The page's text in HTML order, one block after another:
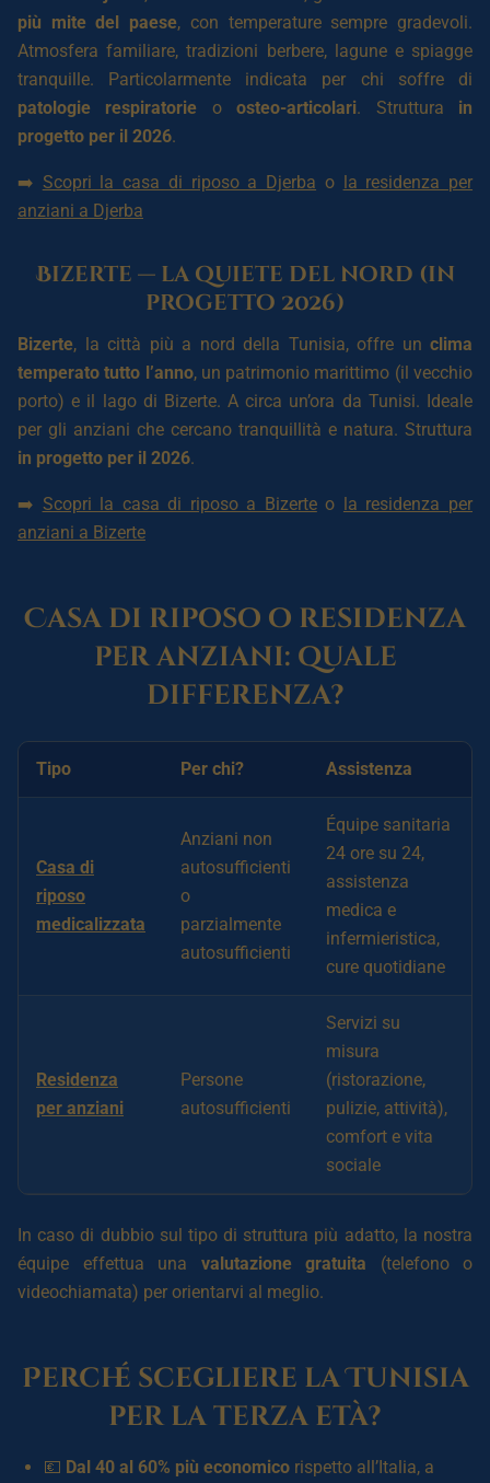
più mite del paese, con temperature sempre gradevoli.
Atmosfera familiare, tradizioni berbere, lagune e spiagge
tranquille. Particolarmente indicata per chi soffre di
patologie respiratorie oosteo-articolari. Struttura in
progetto per il 2026.
➡️ Scopri la casa di riposo a Djerba o la residenza per
anziani a Djerba
Bizerte — la quiete del nord (in
progetto 2026)
Bizerte, la città più a nord della Tunisia, offre un clima
temperato tutto l’anno, un patrimonio marittimo (il vecchio
porto) e il lago di Bizerte. A circa un’ora da Tunisi. Ideale
per gli anziani che cercano tranquillità e natura. Struttura
in progetto per il 2026.
➡️ Scopri la casa di riposo a Bizerteo la residenza per
anziani a Bizerte
Casa di riposo o residenza
per anziani: quale
differenza?
Tipo Per chi? Assistenza
Casa di
riposo
medicalizzata
Anziani non
autosufficienti
o
parzialmente
autosufficienti
Équipe sanitaria
24 ore su 24,
assistenza
medica e
infermieristica,
cure quotidiane
Residenza
per anziani
Persone
autosufficienti
Servizi su
misura
(ristorazione,
pulizie, attività),
comfort e vita
sociale
In caso di dubbio sul tipo di struttura più adatto, la nostra
équipe effettua una valutazione gratuita (telefono o
videochiamata) per orientarvi al meglio.
Perché scegliere la Tunisia
per la terza età?
💶 Dal 40 al 60% più economico rispetto all’Italia, a